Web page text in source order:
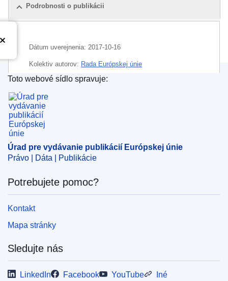
Podrobnosti o publikácii
Dátum uverejnenia: 2017-10-16
Kolektiv autorov: Rada Európskej únie
IMMC : ST 12661 2017 INIT
Úrad pre vydávanie publikácií Európskej únie
Toto webové sídlo spravuje:
Úrad pre vydávanie publikácií Európskej únie
Právo | Dáta | Publikácie
Potrebujete pomoc?
Kontakt
Mapa stránky
Sledujte nás
LinkedIn Facebook YouTube Iné